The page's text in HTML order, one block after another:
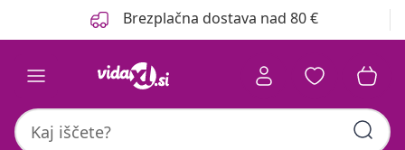
Brezplačna dostava nad 80 €